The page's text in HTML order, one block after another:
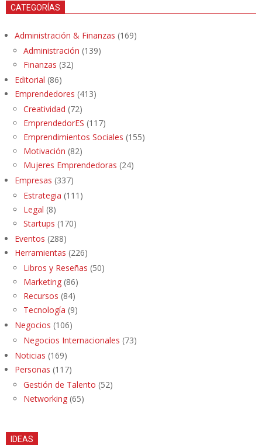
CATEGORÍAS
Administración & Finanzas (169)
Administración (139)
Finanzas (32)
Editorial (86)
Emprendedores (413)
Creatividad (72)
EmprendedorES (117)
Emprendimientos Sociales (155)
Motivación (82)
Mujeres Emprendedoras (24)
Empresas (337)
Estrategia (111)
Legal (8)
Startups (170)
Eventos (288)
Herramientas (226)
Libros y Reseñas (50)
Marketing (86)
Recursos (84)
Tecnología (9)
Negocios (106)
Negocios Internacionales (73)
Noticias (169)
Personas (117)
Gestión de Talento (52)
Networking (65)
IDEAS